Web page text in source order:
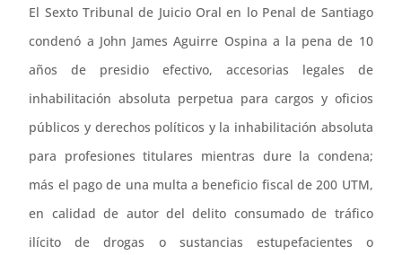
El Sexto Tribunal de Juicio Oral en lo Penal de Santiago
condenó a John James Aguirre Ospina a la pena de 10
años de presidio efectivo, accesorias legales de
inhabilitación absoluta perpetua para cargos y oficios
públicos y derechos políticos y la inhabilitación absoluta
para profesiones titulares mientras dure la condena;
más el pago de una multa a beneficio fiscal de 200 UTM,
en calidad de autor del delito consumado de tráfico
ilícito de drogas o sustancias estupefacientes o